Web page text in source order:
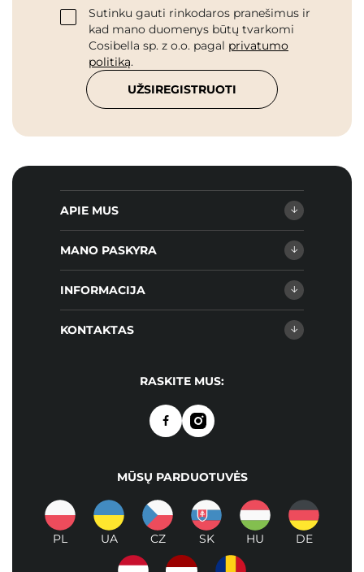
Sutinku gauti rinkodaros pranešimus ir
kad mano duomenys būtų tvarkomi
Cosibella sp. z o.o. pagal privatumo
politiką.
UŽSIREGISTRUOTI
APIE MUS
MANO PASKYRA
INFORMACIJA
KONTAKTAS
RASKITE MUS:
MŪSŲ PARDUOTUVĖS
PL UA CZ SK HU DE